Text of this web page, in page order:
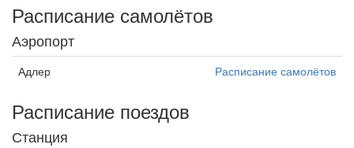
Расписание самолётов
Аэропорт
Адлер Расписание самолётов
Расписание поездов
Станция